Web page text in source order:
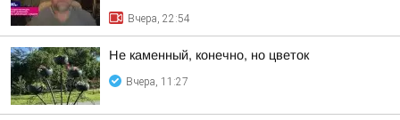
Вчера, 22:54
Не каменный, конечно, но цветок
Вчера, 11:27